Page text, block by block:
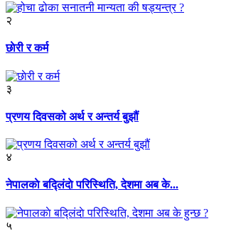
२
छाेरी र कर्म
३
प्रणय दिवसको अर्थ र अन्तर्य बुझौं
४
नेपालकाे बद्लिंदाे परिस्थिति, देशमा अब के...
५